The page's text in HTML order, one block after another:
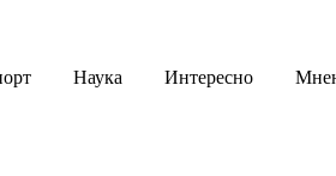
Наука Интересно